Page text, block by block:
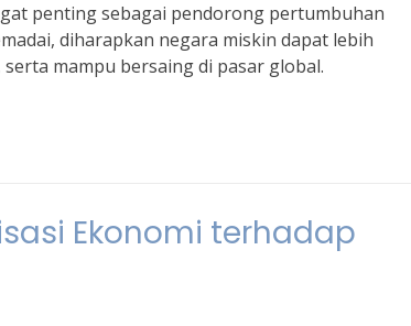
penting sebagai pendorong pertumbuhan
diharapkan negara miskin dapat lebih
mampu bersaing di pasar global.
Ekonomi terhadap